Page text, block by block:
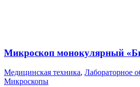
Микроскоп монокулярный
Медицинская техника, Лабораторное
Микроскопы